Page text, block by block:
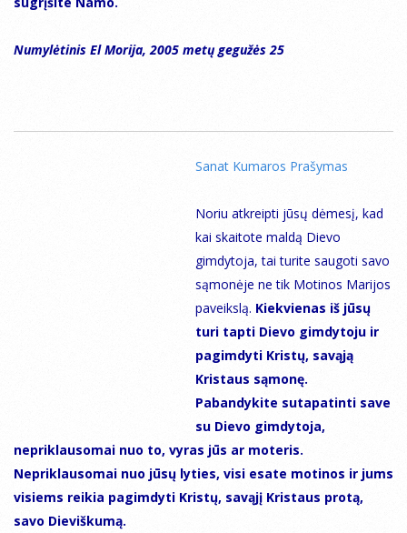
Numylėtinis El Morija, 2005 metų gegužės 25
Sanat Kumaros Prašymas
Noriu atkreipti jūsų dėmesį, kad
kai skaitote maldą Dievo
gimdytoja, tai turite saugoti savo
sąmonėje ne tik Motinos Marijos
paveikslą. Kiekvienas iš jūsų
turi tapti Dievo gimdytoju ir
pagimdyti Kristų, savąją
Kristaus sąmonę.
Pabandykite sutapatinti save
su Dievo gimdytoja,
nepriklausomai nuo to, vyras jūs ar moteris.
Nepriklausomai nuo jūsų lyties, visi esate motinos ir jums
visiems reikia pagimdyti Kristų, savąjį Kristaus protą,
savo Dieviškumą.